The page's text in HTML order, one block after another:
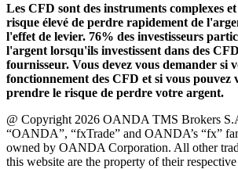
Les CFD sont des instruments complexes
risque élevé de perdre rapidement de
l'effet de levier. 76% des investisseurs
l'argent lorsqu'ils investissent dans des
fournisseur. Vous devez vous demander si
fonctionnement des CFD et si vous pouvez
prendre le risque de perdre votre argent.
@ Copyright 2026 OANDA TMS Brokers
“OANDA”, “fxTrade” and OANDA’s “fx”
owned by OANDA Corporation. All other
this website are the property of their